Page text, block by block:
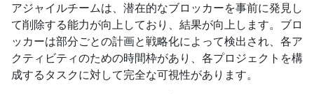
アジャイルチームは、潜在的なブロッカーを事前に発見し
て削除する能力が向上しており、結果が向上します。ブロ
ッカーは部分ごとの計画と戦略化によって検出され、各ア
クティビティのための時間枠があり、各プロジェクトを構
成するタスクに対して完全な可視性があります。